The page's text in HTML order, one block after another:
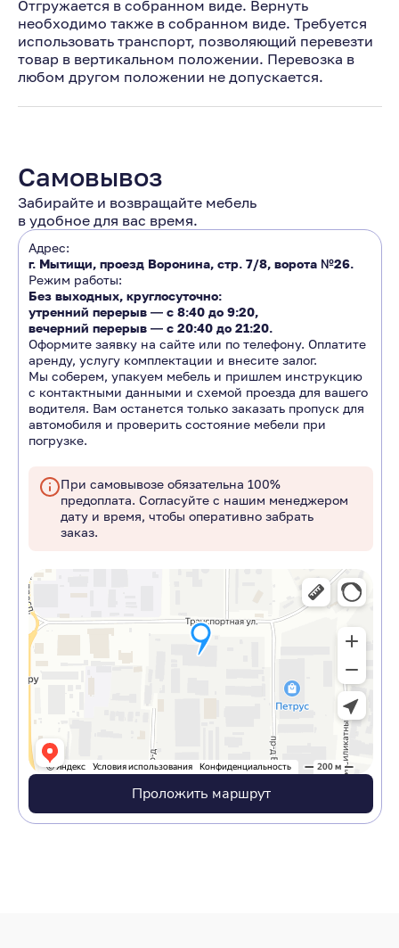
Отгружается в собранном виде. Вернуть
необходимо также в собранном виде. Требуется
использовать транспорт, позволяющий перевезти
товар в вертикальном положении. Перевозка в
любом другом положении не допускается.
Самовывоз
Забирайте и возвращайте мебель
в удобное для вас время.
Адрес:
г. Мытищи, проезд Воронина, стр. 7/8, ворота №26.
Режим работы:
Без выходных, круглосуточно:
утренний перерыв ― с 8:40 до 9:20,
вечерний перерыв ― с 20:40 до 21:20.
Оформите заявку на сайте или по телефону. Оплатите
аренду, услугу комплектации и внесите залог.
Мы соберем, упакуем мебель и пришлем инструкцию
с контактными данными и схемой проезда для вашего
водителя. Вам останется только заказать пропуск для
автомобиля и проверить состояние мебели при
погрузке.
При самовывозе обязательна 100%
предоплата. Согласуйте с нашим менеджером
дату и время, чтобы оперативно забрать
заказ.
Проложить маршрут